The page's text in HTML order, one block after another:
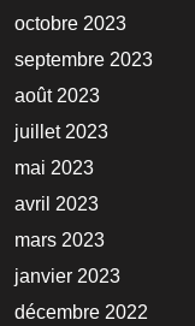
octobre 2023
septembre 2023
août 2023
juillet 2023
mai 2023
avril 2023
mars 2023
janvier 2023
décembre 2022